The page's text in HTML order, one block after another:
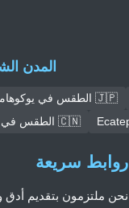
المدن
🇯🇵 الطقس في يوكوهاما
🇨🇳 الطقس في Jieyang
روابط سريعة
نحن ملتزمون بتقديم أدق